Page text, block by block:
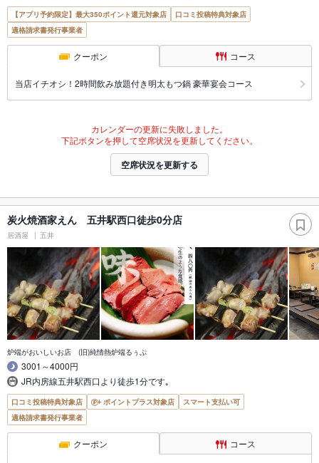
【アプリ予約限定】最大350ポイント還元対象店
口コミ投稿特典対象店
適格請求書発行事業者
クーポン コース
当店イチオシ！2時間飲み放題付き明太もつ鍋 豪華宴会コース
カレンダーの更新に失敗しました。
下記ボタンを押して空席状況を更新してください。
空席状況を更新する
炭火焼酒家えん 五井駅西口徒歩0分店
居酒屋 五井
炉端がおいしいお店 (旧)純情熱炉端るぅぷ
3001～4000円
JR内房線五井駅西口より徒歩1分です｡
口コミ投稿特典対象店 ポイントプラス対象店
スマート支払い可
適格請求書発行事業者
クーポン コース